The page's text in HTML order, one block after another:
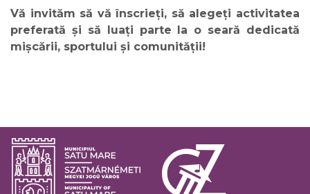
Vă invităm să vă înscrieți, să alegeți activitatea
preferată și să luați parte la o seară dedicată
mișcării, sportului și comunității!